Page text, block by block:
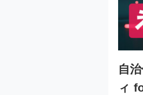
自
ィ